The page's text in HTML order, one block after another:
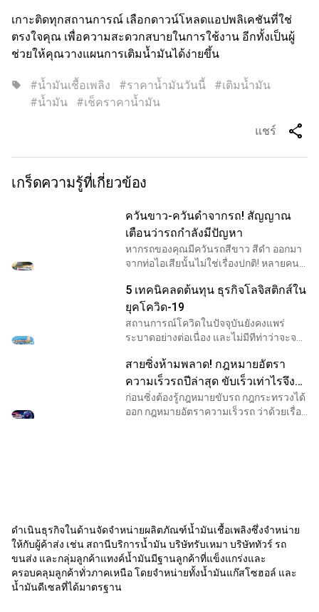
เกาะติดทุกสถานการณ์ เลือกดาวน์โหลดแอปพลิเคชันที่ใช่
ตรงใจคุณ เพื่อความสะดวกสบายในการใช้งาน อีกทั้งเป็นผู้
ช่วยให้คุณวางแผนการเติมน้ำมันได้ง่ายขึ้น
sell #น้ำมันเชื้อเพลิง #ราคาน้ำมันวันนี้
#เติมน้ำมัน
#น้ำมัน
#เช็คราคาน้ำมัน
แชร์ share
เกร็ดความรู้ที่เกี่ยวข้อง
ควันขาว-ควันดำจากรถ! สัญญาณ
เตือนว่ารถกำลังมีปัญหา
หากรถของคุณมีควันรถสีขาว สีดำ ออกมา
จากท่อไอเสียนั้นไม่ใช่เรื่องปกติ! หลายคน
ระบบเครื่องยนต์ภายในทำงานได้ไม่เต็มที่
แต่ความ
5 เทคนิคลดต้นทุน ธุรกิจโลจิสติกส์ใน
ยุคโควิด-19
สถานการณ์โควิดในปัจจุบันยังคงแพร่
ระบาดอย่างต่อเนื่อง และไม่มีทีท่าว่าจะจบ
สำคัญอย่างมากในการขับเคลื่อนเศรษฐกิจ
นั่นก็คือ ธุ
สายซิ่งห้ามพลาด! กฎหมายอัตรา
ความเร็วรถปีล่าสุด ขับเร็วเท่าไรจึง
ไม่โดนใบสั่ง
ก่อนซิ่งต้องรู้กฎหมายขับรถ กฎกระทรวงได้
ออก กฎหมายอัตราความเร็วรถ ว่าด้วยเรื่อง
ดำเนินธุรกิจในด้านจัดจำหน่ายผลิตภัณฑ์น้ำมันเชื้อเพลิงซึ่งจำหน่าย
ให้กับผู้ค้าส่ง เช่น สถานีบริการน้ำมัน บริษัทรับเหมา บริษัททัวร์ รถ
ขนส่ง และกลุ่มลูกค้าแทงค์น้ำมันมีฐานลูกค้าที่แข็งแกร่งและ
ครอบคลุมลูกค้าทั่วภาคเหนือ โดยจำหน่ายทั้งน้ำมันแก๊สโซฮอล์ และ
น้ำมันดีเซลที่ได้มาตรฐาน